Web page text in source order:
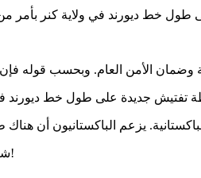
شاركوا هذا الخبر مع اصدقائكم!